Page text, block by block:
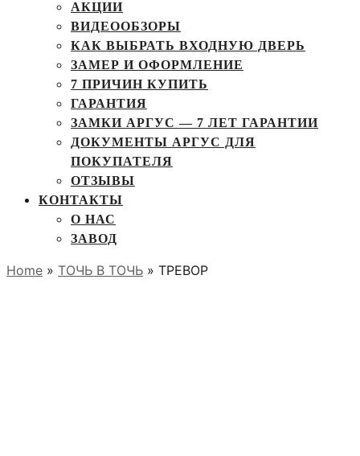
АКЦИИ
ВИДЕООБЗОРЫ
КАК ВЫБРАТЬ ВХОДНУЮ ДВЕРЬ
ЗАМЕР И ОФОРМЛЕНИЕ
7 ПРИЧИН КУПИТЬ
ГАРАНТИЯ
ЗАМКИ АРГУС — 7 ЛЕТ ГАРАНТИИ
ДОКУМЕНТЫ АРГУС ДЛЯ
ПОКУПАТЕЛЯ
ОТЗЫВЫ
КОНТАКТЫ
О НАС
ЗАВОД
Home » ТОЧЬ В ТОЧЬ » ТРЕВОР